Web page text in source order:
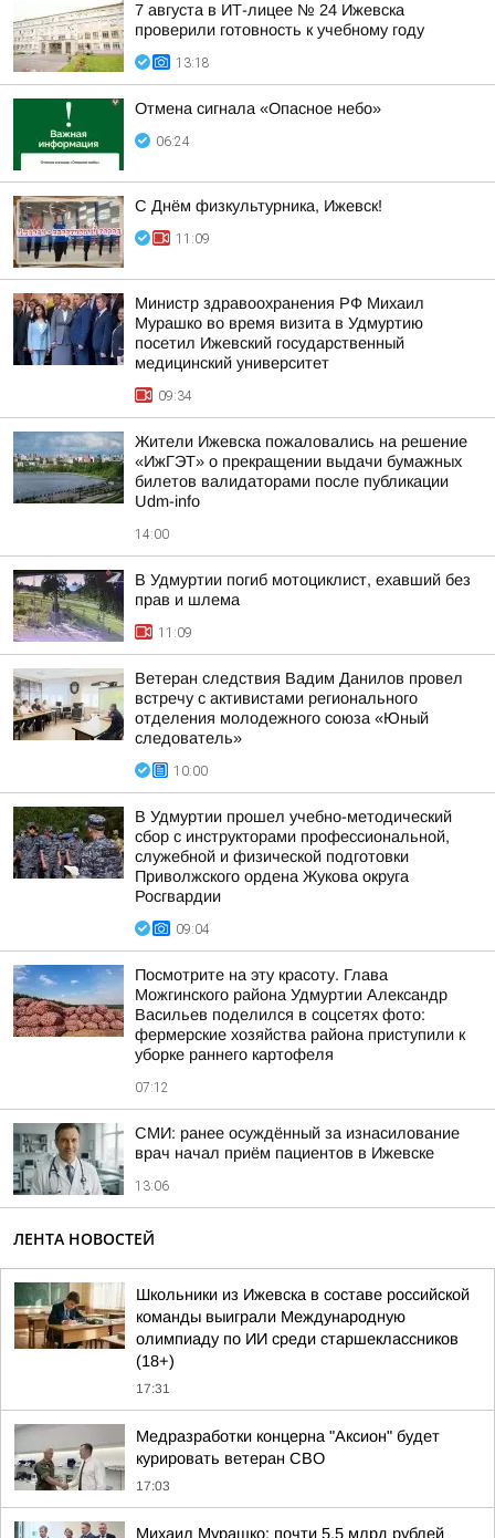
7 августа в ИТ-лицее № 24 Ижевска
проверили готовность к учебному году
13:18
Отмена сигнала «Опасное небо»
06:24
С Днём физкультурника, Ижевск!
11:09
Министр здравоохранения РФ Михаил
Мурашко во время визита в Удмуртию
посетил Ижевский государственный
медицинский университет
09:34
Жители Ижевска пожаловались на решение
«ИжГЭТ» о прекращении выдачи бумажных
билетов валидаторами после публикации
Udm-info
14:00
В Удмуртии погиб мотоциклист, ехавший без
прав и шлема
11:09
Ветеран следствия Вадим Данилов провел
встречу с активистами регионального
отделения молодежного союза «Юный
следователь»
10:00
В Удмуртии прошел учебно-методический
сбор с инструкторами профессиональной,
служебной и физической подготовки
Приволжского ордена Жукова округа
Росгвардии
09:04
Посмотрите на эту красоту. Глава
Можгинского района Удмуртии Александр
Васильев поделился в соцсетях фото:
фермерские хозяйства района приступили к
уборке раннего картофеля
07:12
СМИ: ранее осуждённый за изнасилование
врач начал приём пациентов в Ижевске
13:06
ЛЕНТА НОВОСТЕЙ
Школьники из Ижевска в составе российской
команды выиграли Международную
олимпиаду по ИИ среди старшеклассников
(18+)
17:31
Медразработки концерна "Аксион" будет
курировать ветеран СВО
17:03
Михаил Мурашко: почти 5,5 млрд рублей